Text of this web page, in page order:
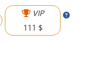
VIP
111 $